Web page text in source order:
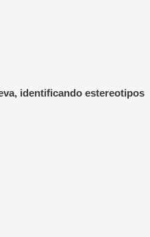
identificando estereotipos